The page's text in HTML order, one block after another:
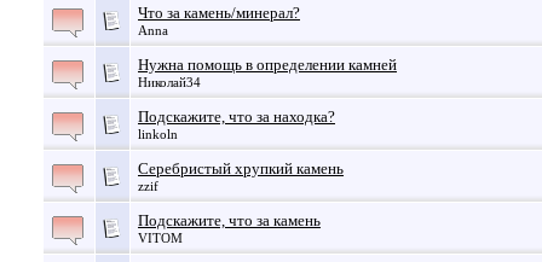
Что за камень/минерал?
Anna
Нужна помощь в определении камней
Николай34
Подскажите, что за находка?
linkoln
Серебристый хрупкий камень
zzif
Подскажите, что за камень
VITOM